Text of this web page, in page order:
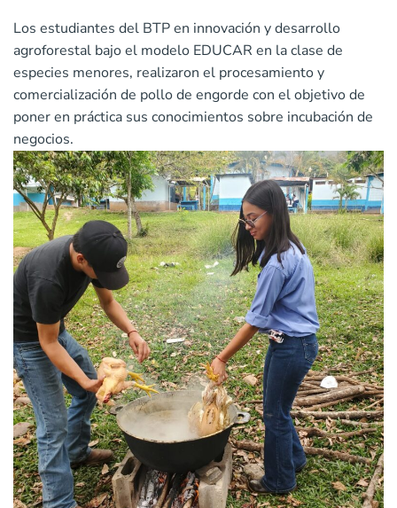
Los estudiantes del BTP en innovación y desarrollo
agroforestal bajo el modelo EDUCAR en la clase de
especies menores, realizaron el procesamiento y
comercialización de pollo de engorde con el objetivo de
poner en práctica sus conocimientos sobre incubación de
negocios.